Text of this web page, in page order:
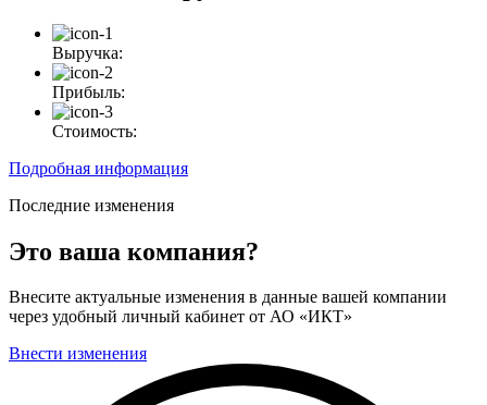
Выручка:
Прибыль:
Стоимость:
Подробная информация
Последние изменения
Это ваша компания?
Внесите актуальные изменения в данные вашей компании
через удобный личный кабинет от АО «ИКТ»
Внести изменения